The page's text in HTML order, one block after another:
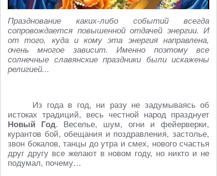
Празднование каких-либо событий всегда
сопровождается повышенной отдачей энергии. И
от того, куда и кому эта энергия направлена,
очень многое зависит. Именно поэтому все
солнечные славянские праздники были искажены
религией...
Из года в год, ни разу не задумываясь об
истоках традиций, весь честной народ празднует
Новый Год. Веселье, шум, огни и фейерверки,
курантов бой, обещания и поздравления, застолье,
звон бокалов, танцы до утра и смех, нового счастья
друг другу все желают в новом году, но никто и не
подумал, почему…